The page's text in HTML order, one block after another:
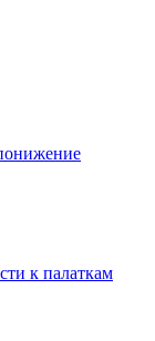
к палаткам